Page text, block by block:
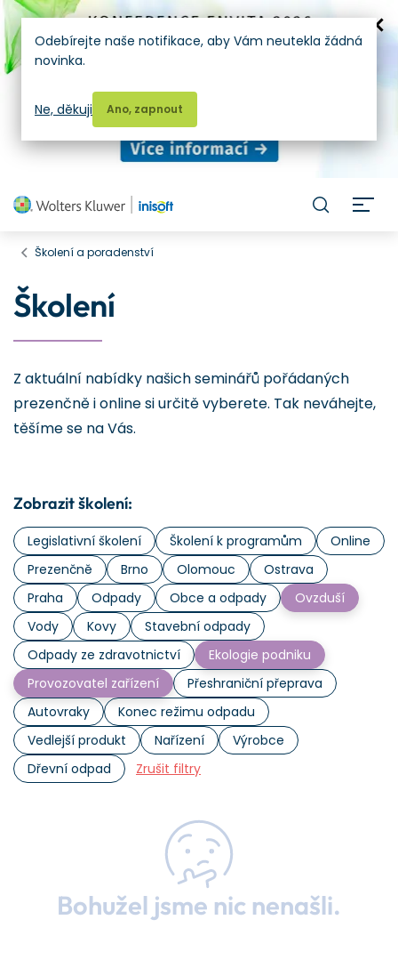
Školení a poradenství
Školení
Z aktuální nabídky našich seminářů pořádaných
prezenčně i online si určitě vyberete. Tak neváhejte,
těšíme se na Vás.
Zobrazit školení:
Legislativní školení Školení k programům
Online
Prezenčně
Brno Olomouc
Ostrava
Praha
Odpady Obce a odpady
Ovzduší
Vody
Kovy
Stavební odpady
Odpady ze zdravotnictví
Ekologie podniku
Provozovatel zařízení
Přeshraniční přeprava
Autovraky
Konec režimu odpadu
Vedlejší produkt
Nařízení
Výrobce
Dřevní odpad
Zrušit filtry
Bohužel jsme nic nenašli.
Odebírejte naše notifikace, aby Vám neutekla žádná
novinka.
Ano, zapnout
Ne, děkuji